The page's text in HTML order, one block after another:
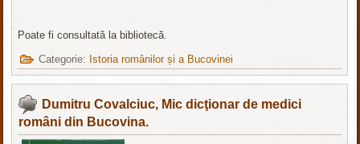
Poate fi consultată la bibliotecă.
Categorie: Istoria românilor și a Bucovinei
Dumitru Covalciuc, Mic dicţionar de medici
români din Bucovina.